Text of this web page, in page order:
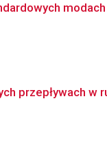
przepływach w